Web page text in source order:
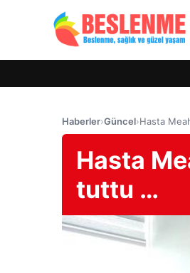
Haberler›Güncel›Hasta
Hasta
tuttu …